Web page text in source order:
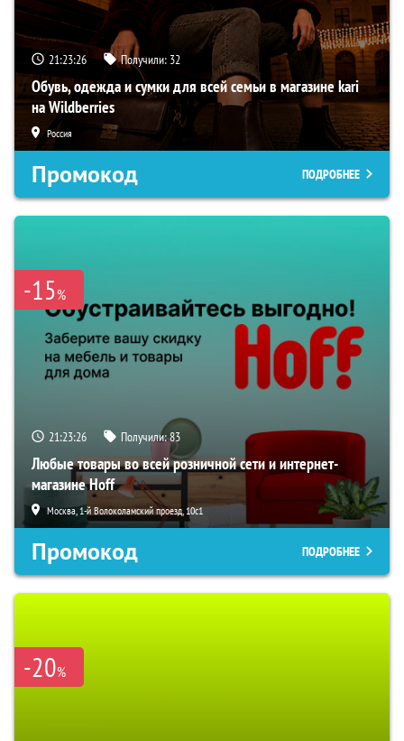
21:23:25 Получили: 32
Обувь, одежда и сумки для всей семьи в магазине kari
на Wildberries
Россия
Промокод ПОДРОБНЕЕ
-15%
21:23:25 Получили:83
Любые товары во всей розничной сети и интернет-
магазине Hoff
Москва, 1-й Волоколамский проезд, 10с1
Промокод ПОДРОБНЕЕ
-20%